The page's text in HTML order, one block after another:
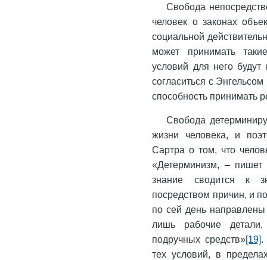
Свобода
человек о законах
социальной
может принимать
условий для него
согласиться с
способность принимать
Свобода
жизни человека, и
Сартра о том, что
«Детерминизм, – пишет
знание сводится к
посредством причин, и
по сей день
лишь рабочие
подручных средств»[19].
тех условий, в